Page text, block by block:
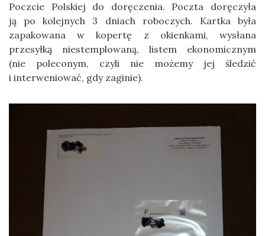
Poczcie Polskiej do doręczenia. Poczta doręczyła
ją po kolejnych 3 dniach roboczych. Kartka była
zapakowana w kopertę z okienkami, wysłana
przesyłką niestemplowaną, listem ekonomicznym
(nie poleconym, czyli nie możemy jej śledzić
i interweniować, gdy zaginie).